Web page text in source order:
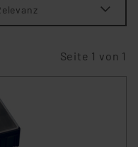
Seite 1 von 1